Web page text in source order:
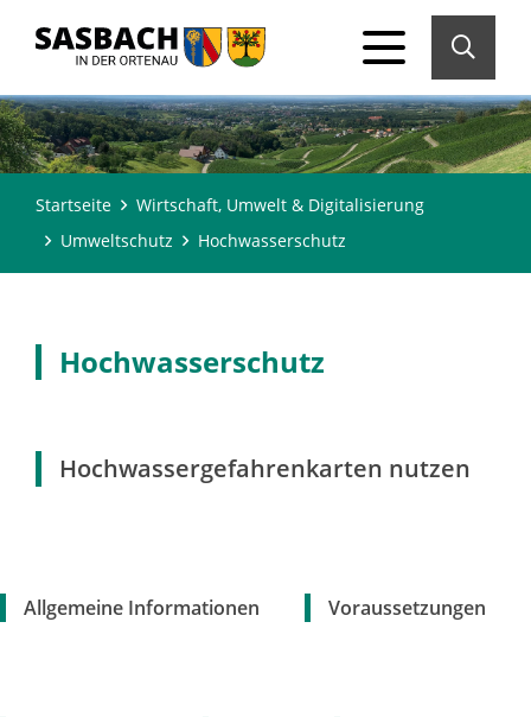
Startseite
Wirtschaft, Umwelt & Digitalisierung
Umweltschutz
Hochwasserschutz
Hochwasserschutz
Hochwassergefahrenkarten nutzen
Allgemeine Informationen Voraussetzungen